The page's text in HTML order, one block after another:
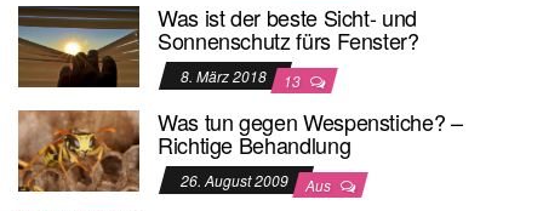
Was ist der beste Sicht- und
Sonnenschutz fürs Fenster?
8. März 2018 13
Was tun gegen Wespenstiche? –
Richtige Behandlung
26. August 2009 Aus